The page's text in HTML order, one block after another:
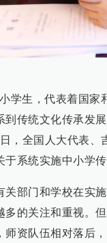
学生，代表着国
到传统文化传承发
，全国人大代表
系统实施中小学
关部门和学校在实
多的关注和重视。
师资队伍相对落后